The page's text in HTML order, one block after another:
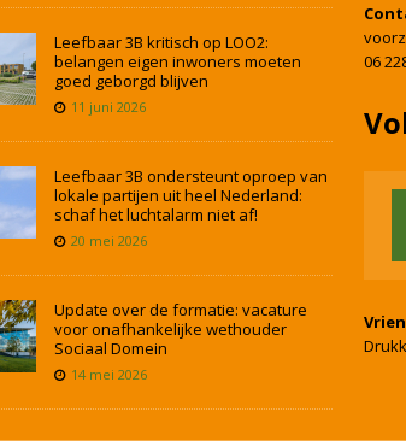
Leefbaar 3B kritisch op LOO2:
belangen eigen inwoners moeten
goed geborgd blijven
11 juni 2026
Leefbaar 3B ondersteunt oproep van
lokale partijen uit heel Nederland:
schaf het luchtalarm niet af!
20 mei 2026
Update over de formatie: vacature
voor onafhankelijke wethouder
Sociaal Domein
14 mei 2026
06